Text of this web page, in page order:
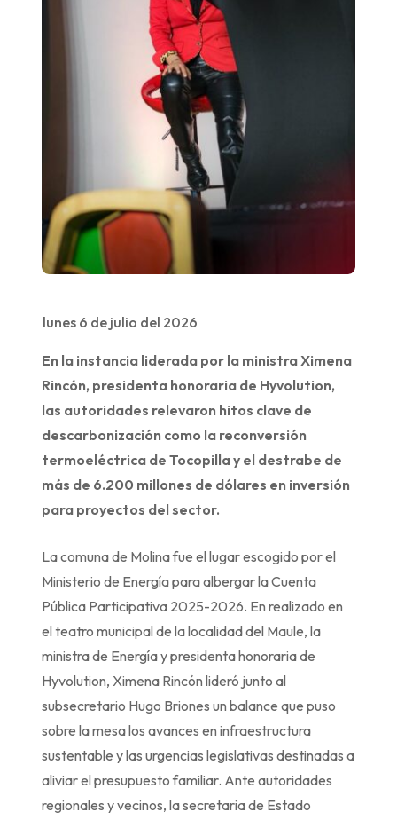
lunes 6 de julio del 2026
En la instancia liderada por la ministra Ximena
Rincón, presidenta honoraria de Hyvolution,
las autoridades relevaron hitos clave de
descarbonización como la reconversión
termoeléctrica de Tocopilla y el destrabe de
más de 6.200 millones de dólares en inversión
para proyectos del sector.
La comuna de Molina fue el lugar escogido por el
Ministerio de Energía para albergar la Cuenta
Pública Participativa 2025-2026. En realizado en
el teatro municipal de la localidad del Maule, la
ministra de Energía y presidenta honoraria de
Hyvolution, Ximena Rincón lideró junto al
subsecretario Hugo Briones un balance que puso
sobre la mesa los avances en infraestructura
sustentable y las urgencias legislativas destinadas a
aliviar el presupuesto familiar. Ante autoridades
regionales y vecinos, la secretaria de Estado